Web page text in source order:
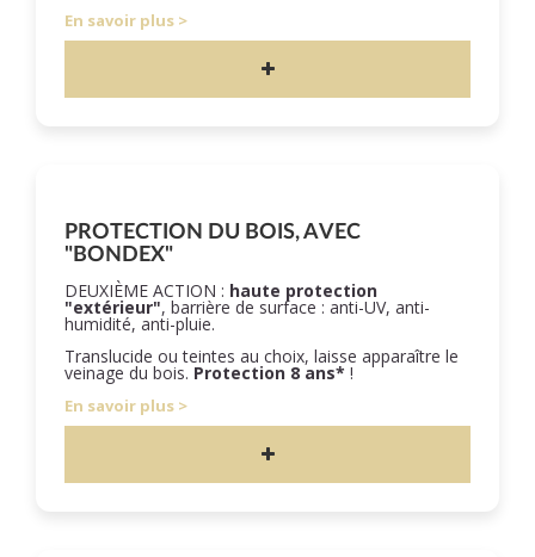
En savoir plus
PROTECTION DU BOIS, AVEC
"BONDEX"
DEUXIÈME ACTION : haute protection
"extérieur", barrière de surface : anti-UV, anti-
humidité, anti-pluie.
Translucide ou teintes au choix, laisse apparaître le
veinage du bois. Protection 8 ans* !
En savoir plus